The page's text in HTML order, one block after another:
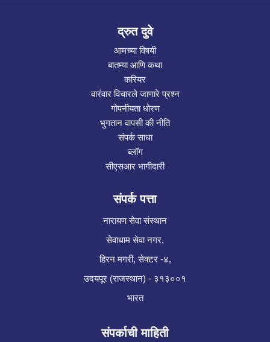
द्रुत दुवे
आमच्या विषयी
बातम्या आणि कथा
करियर
वारंवार विचारले जाणारे प्रश्न
गोपनीयता धोरण
भुगतान वापसी की नीति
संपर्क साधा
ब्लॉग
सीएसआर भागीदारी
संपर्क पत्ता
नारायण सेवा संस्थान
सेवाधाम सेवा नगर,
हिरन मगरी, सेक्टर -४,
उदयपूर (राजस्थान) - ३१३००१
भारत
संपर्काची माहिती